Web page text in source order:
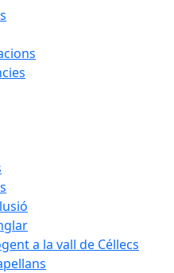
a la vall de Céllecs